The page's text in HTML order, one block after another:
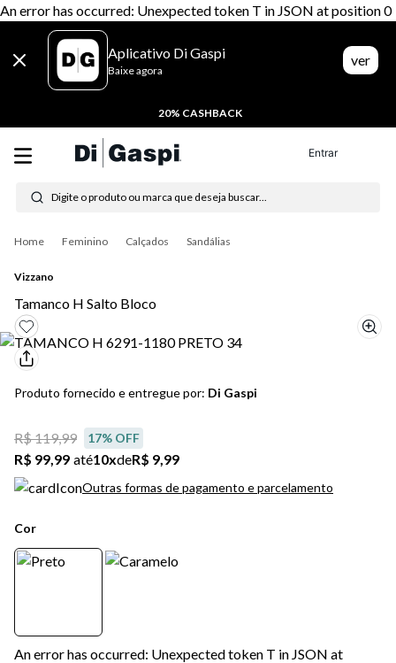
An error has occurred: Unexpected token T in JSON at position 0
Aplicativo Di Gaspi
Baixe agora
ver
20% CASHBACK
Entrar
Digite o produto ou marca que deseja buscar...
Feminino Calçados Sandálias
Vizzano
Tamanco H Salto Bloco
Produto fornecido e entregue por: Di Gaspi
R$ 119,99 17% OFF
R$ 99,99 até10xdeR$ 9,99
Outras formas de pagamento e parcelamento
Cor
An error has occurred: Unexpected token T in JSON at
Termos mais buscados
1º tenis
3º moletom
4º tênis masculino
5 º bota
6º sandalia
7º
9º chuteira